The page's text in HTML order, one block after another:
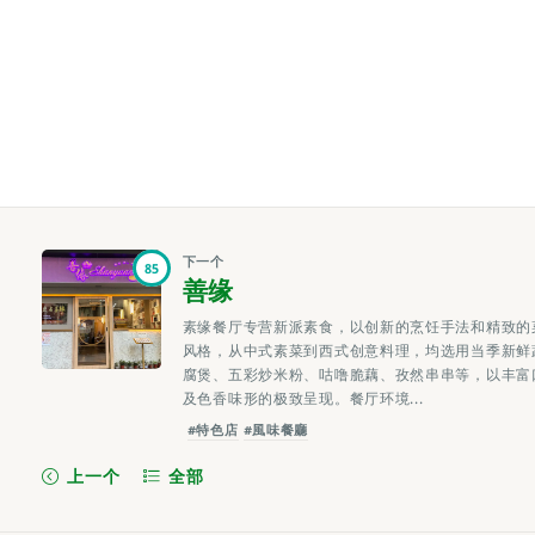
85 下一个
善缘
素缘餐厅专营新派素食，以创新的烹饪手法和精致
风格，从中式素菜到西式创意料理，均选用当季新
腐煲、五彩炒米粉、咕噜脆藕、孜然串串等，以丰
及色香味形的极致呈现。餐厅环境...
#特色店 #風味餐廳
上一个 全部